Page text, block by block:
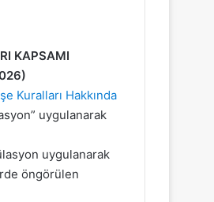
KAPSAMI
Kuralları Hakkında
uygulanarak
uygulanarak
öngörülen